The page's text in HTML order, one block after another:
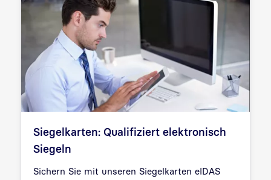
Siegelkarten: Qualifiziert elektronisch
Siegeln
Sichern Sie mit unseren Siegelkarten eIDAS